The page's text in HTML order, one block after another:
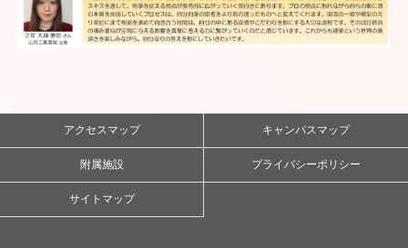
アクセスマップ キャンパスマップ
附属施設 プライバシーポリシー
サイトマップ